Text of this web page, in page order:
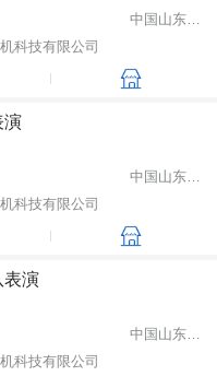
中国山东省潍坊市
科技有限公司
演
中国山东省潍坊市
科技有限公司
表演
中国山东省潍坊市
科技有限公司